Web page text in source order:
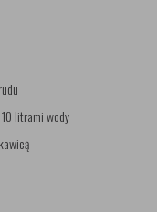
litrami wody